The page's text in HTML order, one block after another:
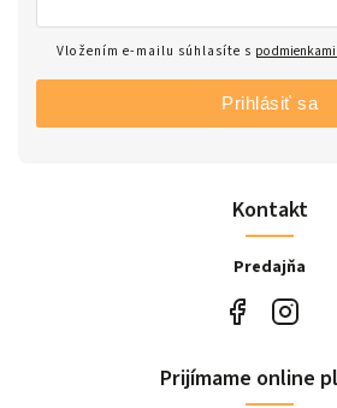
Kontakt
Predajňa
Vložením e-mailu súhlasíte s
Prihlásiť sa
Prijímame online